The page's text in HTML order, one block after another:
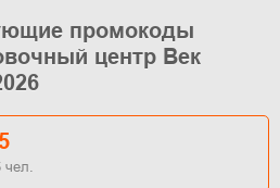
промокоды
центр Век
5
чел.